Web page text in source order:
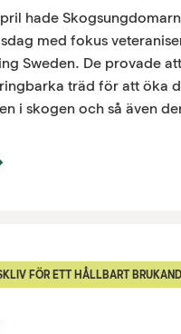
hade
med fokus
Sweden. De provade
träd för att öka
i skogen och så även
FÖR ETT HÅLLBART